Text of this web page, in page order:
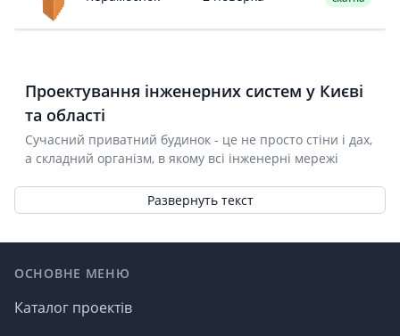
Проектування інженерних систем у Києві
та області
Сучасний приватний будинок - це не просто стіни і дах,
а складний організм, в якому всі інженерні мережі
Проєктування інженерних систем включає в себе
опалення, водопостачання, каналізацію, вентиляцію та
функціонували без перебоїв, важливо заздалегідь
Грамотно виконане проєктування інженерних
Развернуть текст
ОСНОВНЕ МЕНЮ
Каталог проектів